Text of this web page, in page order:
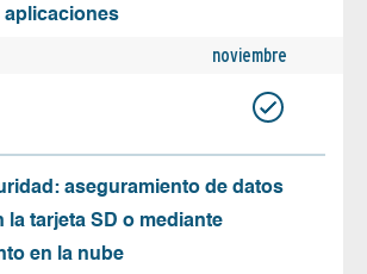
aplicaciones
noviembre
aseguramiento de datos
la tarjeta SD o mediante
en la nube